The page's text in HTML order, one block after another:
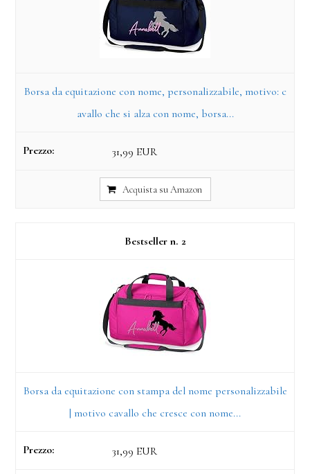
Borsa da equitazione con nome, personalizzabile, motivo: c
avallo che si alza con nome, borsa...
31,99 EUR
Acquista su Amazon
2
Borsa da equitazione con stampa del nome personalizzabile
| motivo cavallo che cresce con nome...
31,99 EUR